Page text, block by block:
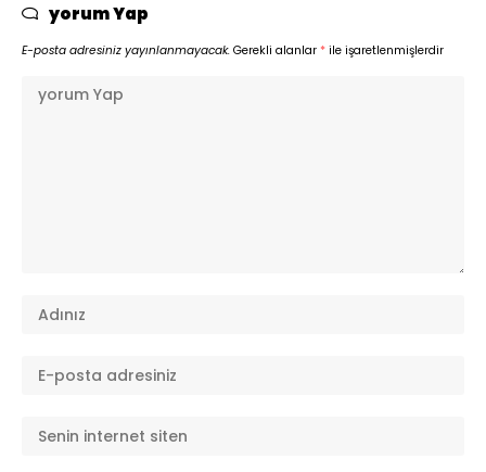
yorum Yap
E-posta adresiniz yayınlanmayacak. Gerekli alanlar * ile işaretlenmişlerdir